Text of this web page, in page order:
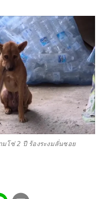
โซ่ 2 ปี ร้องระงมลั่นซอย